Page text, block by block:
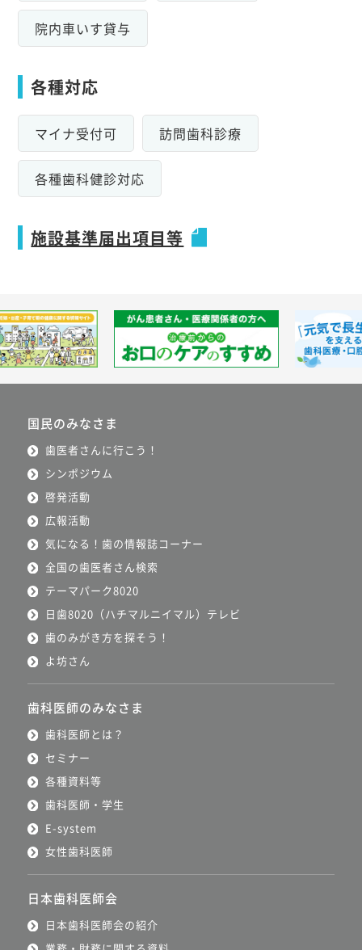
院内車いす貸与
各種対応
マイナ受付可 訪問歯科診療
各種歯科健診対応
施設基準届出項目等
国民のみなさま
歯医者さんに行こう！
シンポジウム
啓発活動
広報活動
気になる！歯の情報誌コーナー
全国の歯医者さん検索
テーマパーク8020
日歯8020（ハチマルニイマル）テレビ
歯のみがき方を探そう！
よ坊さん
歯科医師のみなさま
歯科医師とは？
セミナー
各種資料等
歯科医師・学生
E-system
女性歯科医師
日本歯科医師会
日本歯科医師会の紹介